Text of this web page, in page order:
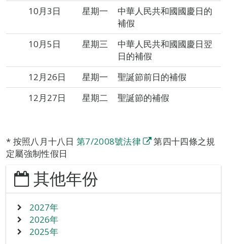
10月3日
星期一
中華人民共和國國慶日的
補假
10月5日
星期三
中華人民共和國國慶日翌
日的補假
12月26日
星期一
聖誕節前日的補假
12月27日
星期二 聖誕節的補假
* 按照八月十八日第7/2008號法律
第四十四條之規
定屬強制性假日
其他年份
2027年
2026年
2025年